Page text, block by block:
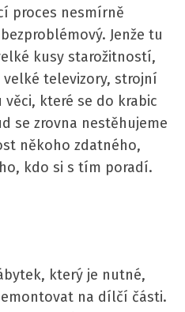
proces nesmírně
Jenže tu
kusy starožitností,
televizory, strojní
které se do krabic
se zrovna nestěhujeme
někoho zdatného,
kdo si s tím poradí.
který je nutné,
na dílčí části.